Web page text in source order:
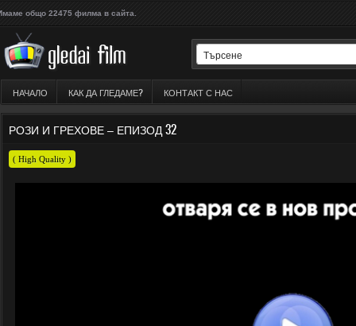
общо 22475 филма в сайта.
НАЧАЛО КАК ДА ГЛЕДАМЕ? КОНТАКТ С НАС
РОЗИ И ГРЕХОВЕ – ЕПИЗОД 32
( High Quality )